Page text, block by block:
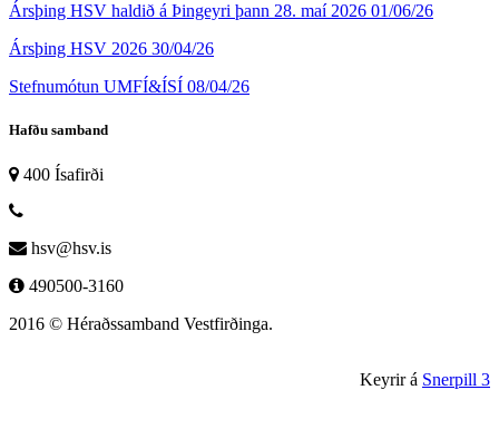
Ársþing HSV haldið á Þingeyri þann 28. maí 2026 01/06/26
Ársþing HSV 2026 30/04/26
Stefnumótun UMFÍ&ÍSÍ 08/04/26
Hafðu samband
400 Ísafirði
hsv@hsv.is
490500-3160
2016 © Héraðssamband Vestfirðinga.
Keyrir á Snerpill 3